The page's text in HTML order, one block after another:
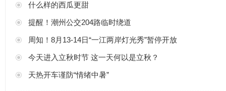
什么样的西瓜更甜
提醒！潮州公交204路临时绕道
周知！8月13-14日“一江两岸灯光秀”暂停开放
今天进入立秋时节 这一天何以是立秋？
天热开车谨防“情绪中暑”